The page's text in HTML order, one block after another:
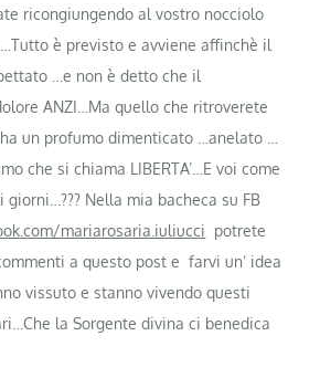
ricongiungendo al vostro nocciolo
è previsto e avviene affinchè il
…e non è detto che il
ANZI…Ma quello che ritroverete
un profumo dimenticato …anelato …
che si chiama LIBERTA’…E voi come
Nella mia bacheca su FB
mariarosaria.iuliucci potrete
a questo post e farvi un’ idea
vissuto e stanno vivendo questi
la Sorgente divina ci benedica